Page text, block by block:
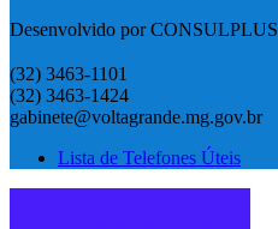
Desenvolvido por CONSULPLUS
(32) 3463-1101
(32) 3463-1424
gabinete@voltagrande.mg.gov.br
Lista de Telefones Úteis